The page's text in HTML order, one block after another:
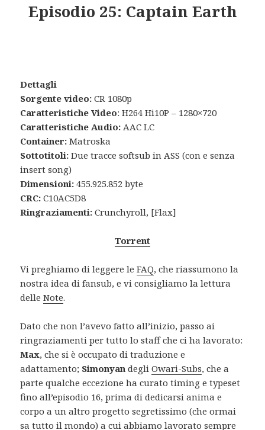
Episodio 25: Captain Earth
Dettagli
Sorgente video:CR 1080p
Caratteristiche Video: H264 Hi10P – 1280×720
Caratteristiche Audio: AAC LC
Container: Matroska
Sottotitoli: Due tracce softsub in ASS (con e senza
insert song)
Dimensioni: 455.925.852 byte
CRC: C10AC5D8
Ringraziamenti:Crunchyroll, [Flax]
Torrent
Vi preghiamo di leggere leFAQ, che riassumono la
nostra idea di fansub, e vi consigliamo la lettura
delleNote.
Dato che non l’avevo fatto all’inizio, passo ai
ringraziamenti per tutto lo staff che ci ha lavorato:
Max, che si è occupato di traduzione e
adattamento; Simonyan degliOwari-Subs, che a
parte qualche eccezione ha curato timing e typeset
fino all’episodio 16, prima di dedicarsi anima e
corpo a un altro progetto segretissimo (che ormai
sa tutto il mondo) a cui abbiamo lavorato sempre